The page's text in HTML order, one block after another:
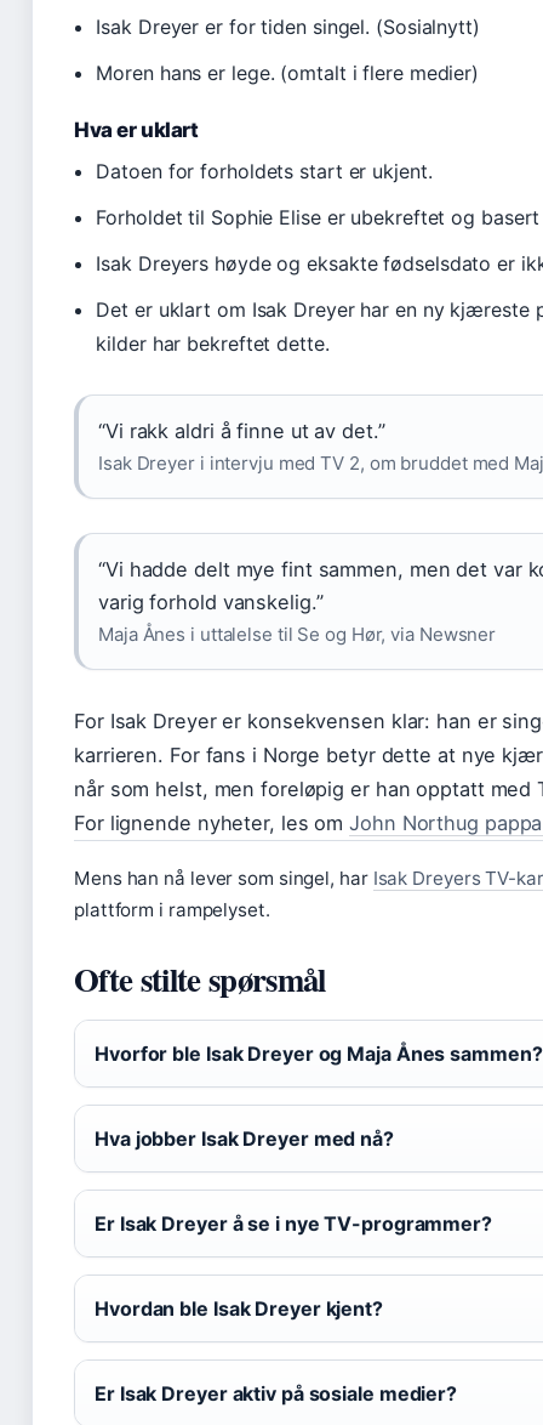
Isak Dreyer er for tiden singel. (Sosialnytt)
Moren hans er lege. (omtalt i flere medier)
Hva er uklart
Datoen for forholdets start er ukjent.
Forholdet til Sophie Elise er ubekreftet og
Isak Dreyers høyde og eksakte fødselsdato er
Det er uklart om Isak Dreyer har en ny kjæreste
kilder har bekreftet dette.
“Vi rakk aldri å finne ut av det.”
Isak Dreyer i intervju med TV 2, om bruddet med
“Vi hadde delt mye fint sammen, men det var
varig forhold vanskelig.”
Maja Ånes i uttalelse til Se og Hør, via Newsner
For Isak Dreyer er konsekvensen klar: han er
karrieren. For fans i Norge betyr dette at nye
når som helst, men foreløpig er han opptatt med
For lignende nyheter, les omJohn Northug
Mens han nå lever som singel, har Isak Dreyers TV-
plattform i rampelyset.
Ofte stilte spørsmål
Hvorfor ble Isak Dreyer og Maja Ånes sammen?
Hva jobber Isak Dreyer med nå?
Er Isak Dreyer å se i nye TV-programmer?
Hvordan ble Isak Dreyer kjent?
Er Isak Dreyer aktiv på sosiale medier?